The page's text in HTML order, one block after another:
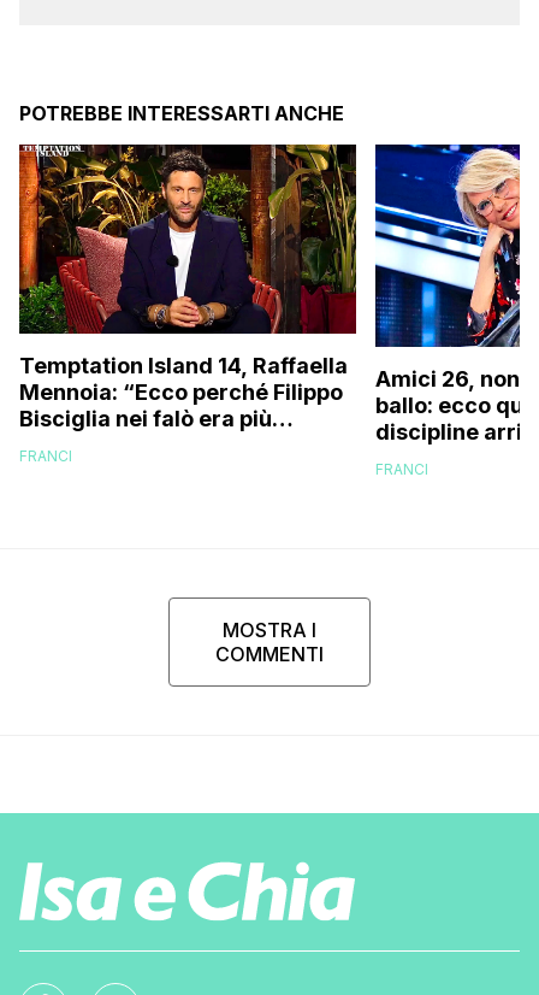
POTREBBE INTERESSARTI ANCHE
Temptation Island 14, Raffaella
Mennoia: “Ecco perché Filippo
Bisciglia nei falò era più
coinvolto del solito”
FRANCI
Amici 26, non
ballo: ecco
discipline
scuola!
FRANCI
MOSTRA I
COMMENTI